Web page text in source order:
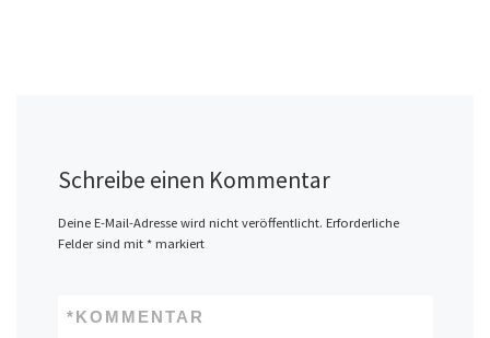
Schreibe einen Kommentar
Deine E-Mail-Adresse wird nicht veröffentlicht. Erforderliche
Felder sind mit *markiert
KOMMENTAR
*